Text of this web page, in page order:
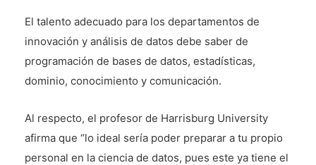
El talento adecuado para los departamentos de
innovación y análisis de datos debe saber de
programación de bases de datos, estadísticas,
dominio, conocimiento y comunicación.
Al respecto, el profesor de Harrisburg University
afirma que “lo ideal sería poder preparar a tu propio
personal en la ciencia de datos, pues este ya tiene el